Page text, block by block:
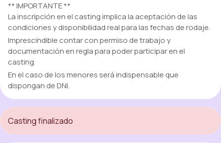
** IMPORTANTE **
La inscripción en el casting implica la aceptación de las
condiciones y disponibilidad real para las fechas de rodaje.
Imprescindible contar con permiso de trabajo y
documentación en regla para poder participar en el
casting.
En el caso de los menores será indispensable que
dispongan de DNI.
Casting finalizado